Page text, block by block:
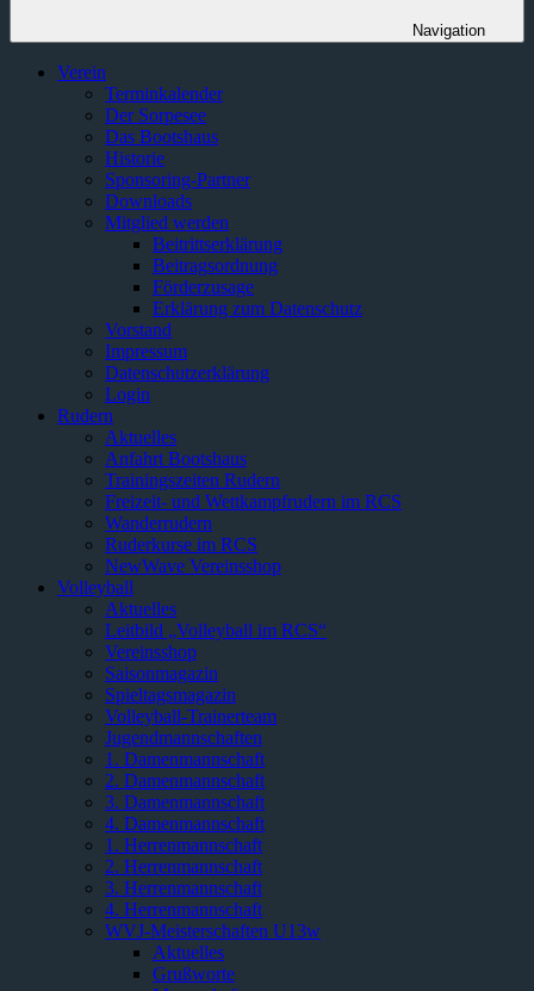
Navigation
Verein
Terminkalender
Der Sorpesee
Das Bootshaus
Historie
Sponsoring-Partner
Downloads
Mitglied werden
Beitrittserklärung
Beitragsordnung
Förderzusage
Erklärung zum Datenschutz
Vorstand
Impressum
Datenschutzerklärung
Login
Rudern
Aktuelles
Anfahrt Bootshaus
Trainingszeiten Rudern
Freizeit- und Wettkampfrudern im RCS
Wanderrudern
Ruderkurse im RCS
NewWave Vereinsshop
Volleyball
Aktuelles
Leitbild „Volleyball im RCS“
Vereinsshop
Saisonmagazin
Spieltagsmagazin
Volleyball-Trainerteam
Jugendmannschaften
1. Damenmannschaft
2. Damenmannschaft
3. Damenmannschaft
4. Damenmannschaft
1. Herrenmannschaft
2. Herrenmannschaft
3. Herrenmannschaft
4. Herrenmannschaft
WVJ-Meisterschaften U13w
Aktuelles
Grußworte